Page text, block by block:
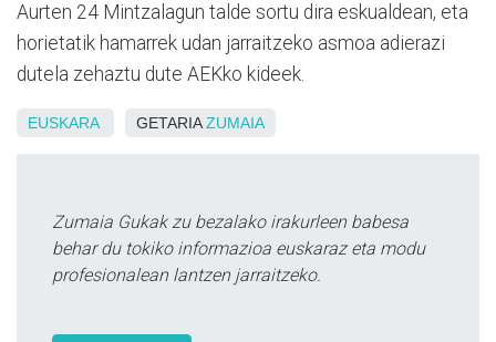
Aurten 24 Mintzalagun talde sortu dira eskualdean, eta
horietatik hamarrek udan jarraitzeko asmoa adierazi
dutela zehaztu dute AEKko kideek.
EUSKARA GETARIAZUMAIA
Zumaia Gukak zu bezalako irakurleen babesa
behar du tokiko informazioa euskaraz eta modu
profesionalean lantzen jarraitzeko.